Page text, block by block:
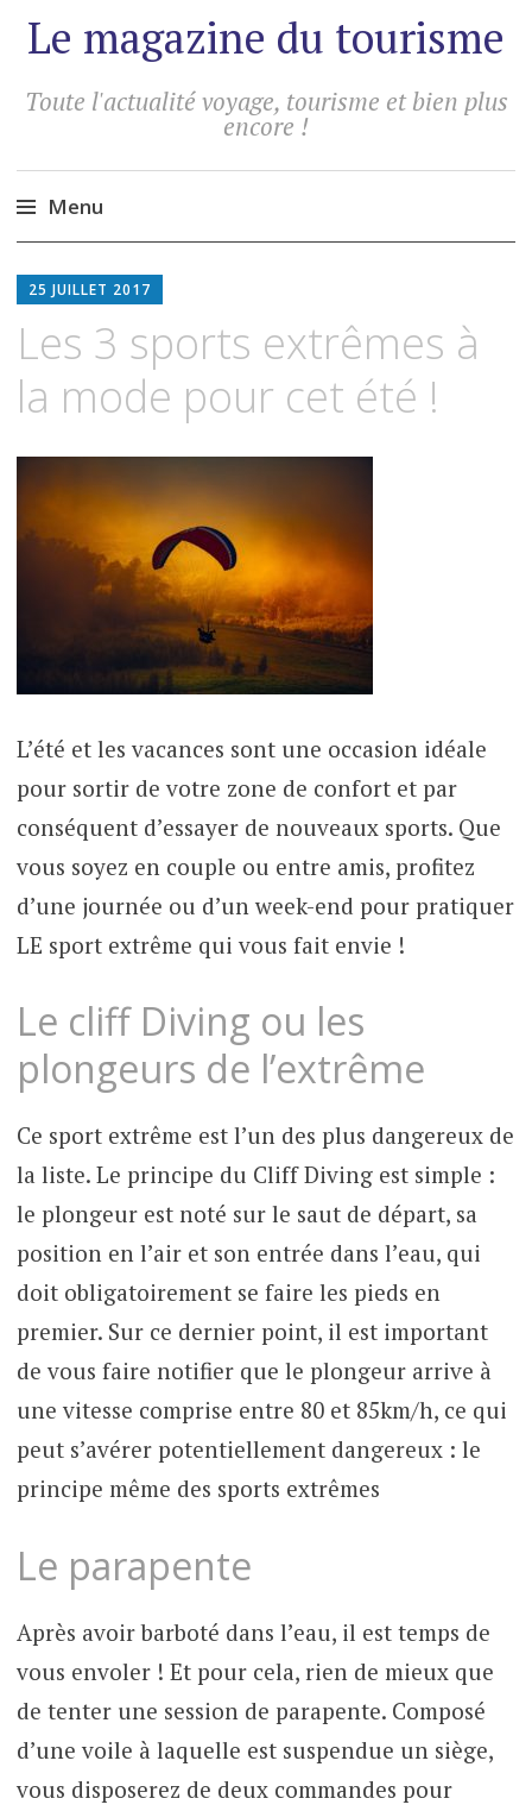
Le magazine du tourisme
Toute l'actualité voyage, tourisme et bien plus
encore !
Menu
au
principal
25 JUILLET 2017
Les 3 sports extrêmes à
la mode pour cet été !
L’été et les vacances sont une occasion idéale
pour sortir de votre zone de confort et par
conséquent d’essayer de nouveaux sports. Que
vous soyez en couple ou entre amis, profitez
d’une journée ou d’un week-end pour pratiquer
LE sport extrême qui vous fait envie !
Le cliff Diving ou les
plongeurs de l’extrême
Ce sport extrême est l’un des plus dangereux de
la liste. Le principe du Cliff Diving est simple :
le plongeur est noté sur le saut de départ, sa
position en l’air et son entrée dans l’eau, qui
doit obligatoirement se faire les pieds en
premier. Sur ce dernier point, il est important
de vous faire notifier que le plongeur arrive à
une vitesse comprise entre 80 et 85km/h, ce qui
peut s’avérer potentiellement dangereux : le
principe même des sports extrêmes
Le parapente
Après avoir barboté dans l’eau, il est temps de
vous envoler ! Et pour cela, rien de mieux que
de tenter une session de parapente. Composé
d’une voile à laquelle est suspendue un siège,
vous disposerez de deux commandes pour